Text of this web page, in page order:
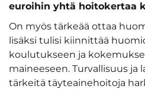
euroihin yhtä hoitokertaa
On myös tärkeää ottaa
lisäksi tulisi kiinnittää
koulutukseen ja
maineeseen. Turvallisuus ja
tärkeitä täyteainehoitoja